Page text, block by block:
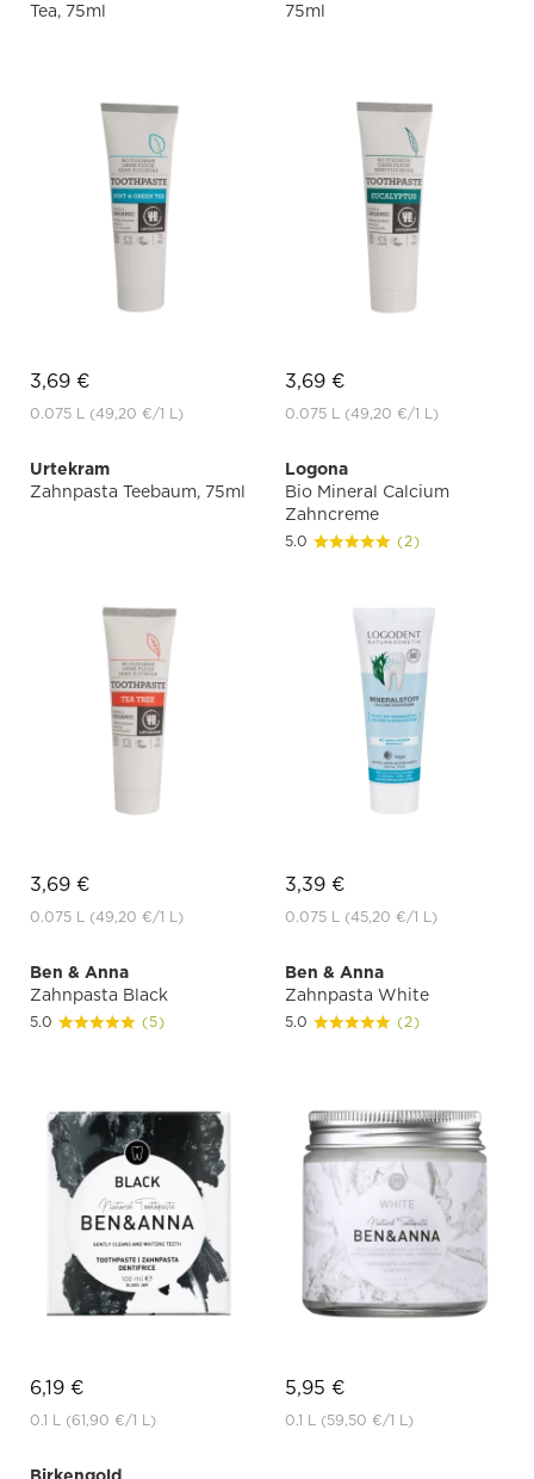
Tea, 75ml
3,69 €
0.075 L (49,20 €/1 L)
75ml
3,69 €
0.075 L (49,20 €/1 L)
Urtekram
Zahnpasta Teebaum, 75ml
3,69 €
0.075 L (49,20 €/1 L)
Logona
Bio Mineral Calcium
Zahncreme
5.0 (2)
3,39 €
0.075 L (45,20 €/1 L)
Ben & Anna
Zahnpasta Black
5.0 (5)
6,19 €
0.1 L (61,90 €/1 L)
Ben & Anna
Zahnpasta White
5.0 (2)
5,95 €
0.1 L (59,50 €/1 L)